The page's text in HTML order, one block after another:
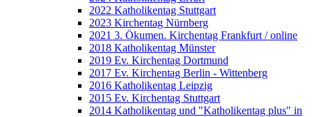
2022 Katholikentag Stuttgart
2023 Kirchentag Nürnberg
2021 3. Ökumen. Kirchentag Frankfurt / online
2018 Katholikentag Münster
2019 Ev. Kirchentag Dortmund
2017 Ev. Kirchentag Berlin - Wittenberg
2016 Katholikentag Leipzig
2015 Ev. Kirchentag Stuttgart
2014 Katholikentag und "Katholikentag plus" in